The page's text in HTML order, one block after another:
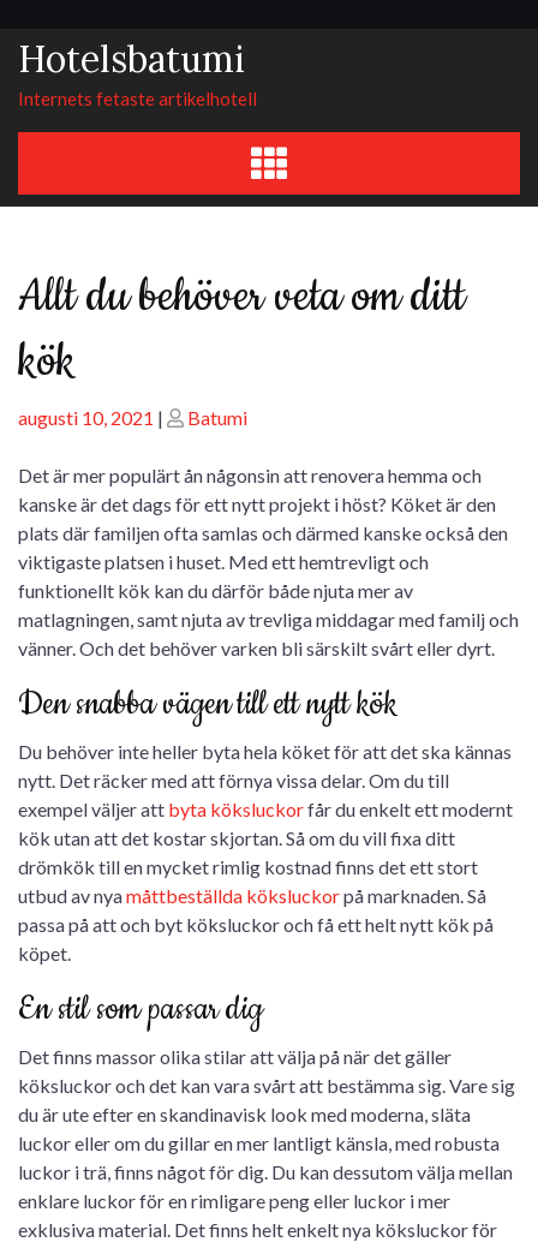
content
Hotelsbatumi
Internets fetaste artikelhotell
Allt du behöver veta om ditt
kök
Posted
augusti 10, 2021 | Posted
Batumi
Det är mer populärt ån någonsin att renovera hemma och
kanske är det dags för ett nytt projekt i höst? Köket är den
plats där familjen ofta samlas och därmed kanske också den
viktigaste platsen i huset. Med ett hemtrevligt och
funktionellt kök kan du därför både njuta mer av
matlagningen, samt njuta av trevliga middagar med familj och
vänner. Och det behöver varken bli särskilt svårt eller dyrt.
Den snabba vägen till ett nytt kök
Du behöver inte heller byta hela köket för att det ska kännas
nytt. Det räcker med att förnya vissa delar. Om du till
exempel väljer att byta köksluckorfår du enkelt ett modernt
kök utan att det kostar skjortan. Så om du vill fixa ditt
drömkök till en mycket rimlig kostnad finns det ett stort
utbud av nyamåttbeställda köksluckorpå marknaden. Så
passa på att och byt köksluckor och få ett helt nytt kök på
köpet.
En stil som passar dig
Det finns massor olika stilar att välja på när det gäller
köksluckor och det kan vara svårt att bestämma sig. Vare sig
du är ute efter en skandinavisk look med moderna, släta
luckor eller om du gillar en mer lantligt känsla, med robusta
luckor i trä, finns något för dig. Du kan dessutom välja mellan
enklare luckor för en rimligare peng eller luckor i mer
exklusiva material. Det finns helt enkelt nya köksluckor för